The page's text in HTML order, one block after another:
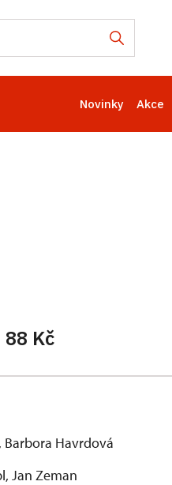
Novinky Akce
88 Kč
Barbora Havrdová
Jan Zeman